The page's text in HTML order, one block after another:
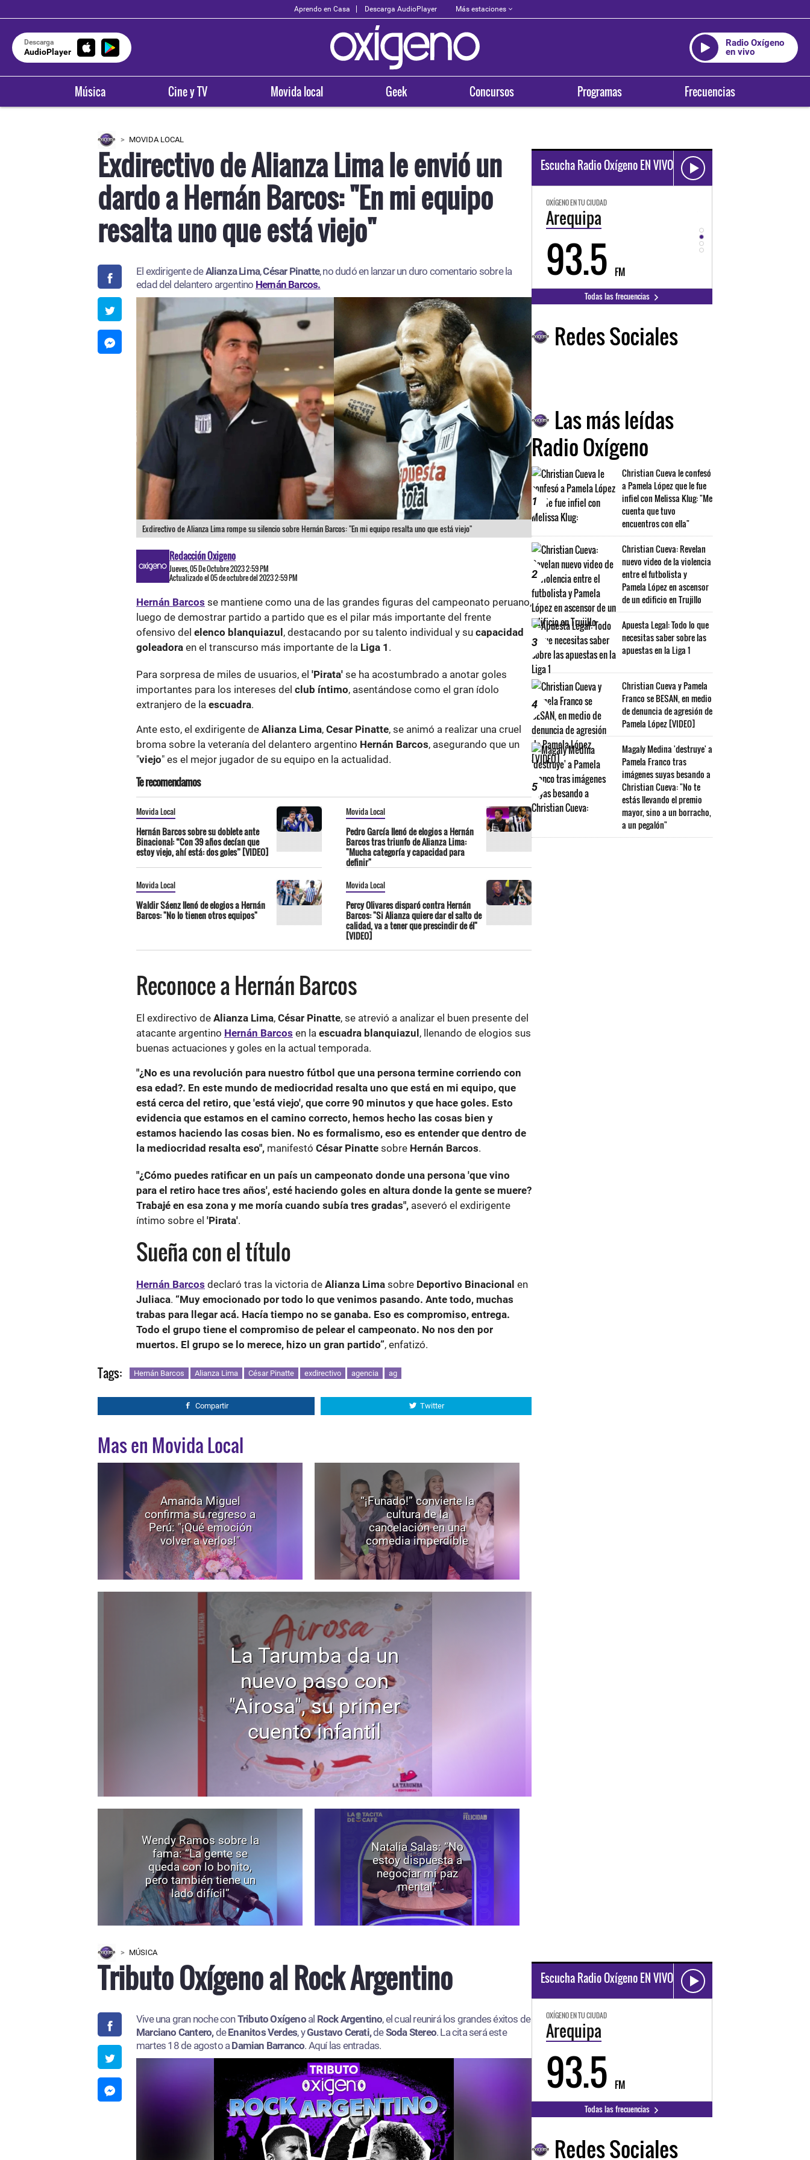
Aprendo en Casa Descarga AudioPlayer Más estaciones
Descarga
AudioPlayer
Radio Oxígeno
en vivo
Música Cine y TV Movida local Geek Concursos Programas Frecuencias
MOVIDA LOCAL
Exdirectivo de Alianza Lima le envió un
dardo a Hernán Barcos: "En mi equipo
resalta uno que está viejo"
El exdirigente deAlianza Lima,César Pinatte, no dudó en lanzar un duro comentario sobre la
edad del delantero argentino Hernán Barcos.
Exdirectivo de Alianza Lima rompe su silencio sobre Hernán Barcos: "En mi equipo resalta uno que está viejo"
Redacción Oxigeno
Jueves, 05 De Octubre 2023 2:59 PM
Actualizado el 05 de octubre del 2023 2:59 PM
Hernán Barcos se mantiene como una de las grandes figuras del campeonato peruano,
luego de demostrar partido a partido que es el pilar más importante del frente
ofensivo del elenco blanquiazul , destacando por su talento individual y su capacidad
goleadora en el transcurso más importante de la Liga 1 .
Para sorpresa de miles de usuarios, el 'Pirata' se ha acostumbrado a anotar goles
importantes para los intereses del club íntimo, asentándose como el gran ídolo
extranjero de la escuadra.
Ante esto, el exdirigente de Alianza Lima, Cesar Pinatte, se animó a realizar una cruel
broma sobre la veteranía del delantero argentino Hernán Barcos, asegurando que un
"viejo" es el mejor jugador de su equipo en la actualidad.
Te recomendamos
Movida Local
Hernán Barcos sobre su doblete ante
Binacional: “Con 39 años decían que
estoy viejo, ahí está: dos goles” [VIDEO]
Movida Local
Pedro García llenó de elogios a Hernán
Barcos tras triunfo de Alianza Lima:
"Mucha categoría y capacidad para
definir"
Movida Local
Waldir Sáenz llenó de elogios a Hernán
Barcos: "No lo tienen otros equipos"
Movida Local
Percy Olivares disparó contra Hernán
Barcos: "Si Alianza quiere dar el salto de
calidad, va a tener que prescindir de él"
[VIDEO]
Reconoce a Hernán Barcos
El exdirectivo de Alianza Lima, César Pinatte, se atrevió a analizar el buen presente del
atacante argentino Hernán Barcos en la escuadra blanquiazul , llenando de elogios sus
buenas actuaciones y goles en la actual temporada.
"¿No es una revolución para nuestro fútbol que una persona termine corriendo con
esa edad?. En este mundo de mediocridad resalta uno que está en mi equipo, que
está cerca del retiro, que 'está viejo', que corre 90 minutos y que hace goles. Esto
evidencia que estamos en el camino correcto, hemos hecho las cosas bien y
estamos haciendo las cosas bien. No es formalismo, eso es entender que dentro de
la mediocridad resalta eso", manifestó César Pinatte sobre Hernán Barcos.
"¿Cómo puedes ratificar en un país un campeonato donde una persona 'que vino
para el retiro hace tres años', esté haciendo goles en altura donde la gente se muere?
Trabajé en esa zona y me moría cuando subía tres gradas", aseveró el exdirigente
íntimo sobre el 'Pirata'.
Sueña con el título
Hernán Barcos declaró tras la victoria de Alianza Lima sobre Deportivo Binacional en
Juliaca. “Muy emocionado por todo lo que venimos pasando. Ante todo, muchas
trabas para llegar acá. Hacía tiempo no se ganaba. Eso es compromiso, entrega.
Todo el grupo tiene el compromiso de pelear el campeonato. No nos den por
muertos. El grupo se lo merece, hizo un gran partido”, enfatizó.
Tags: Hernán Barcos Alianza Lima César Pinatte exdirectivo agencia ag
Compartir Twitter
Mas en Movida Local
Amanda Miguel
confirma su regreso a
Perú: "¡Qué emoción
volver a verlos!"
“¡Funado!” convierte la
cultura de la
cancelación en una
comedia imperdible
La Tarumba da un
nuevo paso con
"Airosa", su primer
cuento infantil
Wendy Ramos sobre la
fama: “La gente se
queda con lo bonito,
pero también tiene un
lado difícil”
Natalia Salas: “No
estoy dispuesta a
negociar mi paz
mental”
Escucha Radio Oxígeno EN VIVO
OXÍGENO EN TU CIUDAD
Arequipa
93.5 FM
OXÍGENO EN TU CIUDAD
Trujillo
98.3 FM 94.3
Todas las frecuencias
Redes Sociales
Las más leídas
Radio Oxígeno
1
Christian Cueva le confesó
a Pamela López que le fue
infiel con Melissa Klug: "Me
cuenta que tuvo
encuentros con ella"
2
Christian Cueva: Revelan
nuevo video de la violencia
entre el futbolista y
Pamela López en ascensor
de un edificio en Trujillo
3
Apuesta Legal: Todo lo que
necesitas saber sobre las
apuestas en la Liga 1
4
Christian Cueva y Pamela
Franco se BESAN, en medio
de denuncia de agresión de
Pamela López [VIDEO]
5
Magaly Medina 'destruye' a
Pamela Franco tras
imágenes suyas besando a
Christian Cueva: "No te
estás llevando el premio
mayor, sino a un borracho,
a un pegalón"
MÚSICA
Tributo Oxígeno al Rock Argentino
Vive una gran noche conTributo Oxígenoal Rock Argentino, el cual reunirá los grandes éxitos de
Marciano Cantero,deEnanitos Verdes, yGustavo Cerati,deSoda Stereo. La cita será este
martes 18 de agosto aDamian Barranco. Aquí las entradas.​
Escucha Radio Oxígeno EN VIVO
OXÍGENO EN TU CIUDAD
Arequipa
93.5 FM
Todas las frecuencias
Redes Sociales